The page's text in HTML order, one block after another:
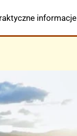
informacje